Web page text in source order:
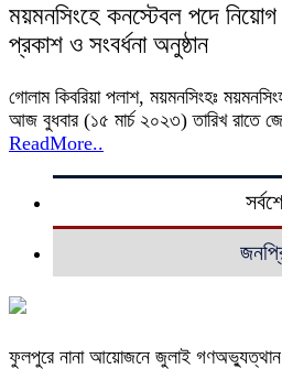
ময়মনসিংহে কনস্টেবল পদে
প্রকাশ ও সংবর্ধনা অনুষ্ঠান
গোলাম কিবরিয়া পলাশ, ময়মনসিংহঃ
আজ বুধবার (১৫ মার্চ ২০২৩) তারিখ রাতে
ReadMore..
ফুলপুরে নানা আয়োজনে জুলাই গণঅভ্যুত্থান